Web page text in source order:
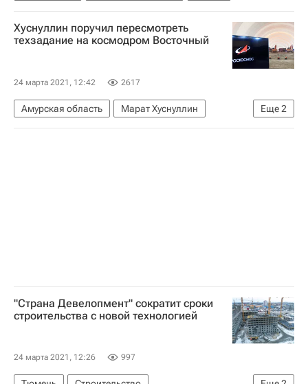
Хуснуллин поручил пересмотреть
техзадание на космодром Восточный
24 марта 2021, 12:42 2617
Еще2
Амурская область
Марат Хуснуллин
Восточный (космодром)
Строительство
"Страна Девелопмент" сократит сроки
строительства с новой технологией
24 марта 2021, 12:26 997